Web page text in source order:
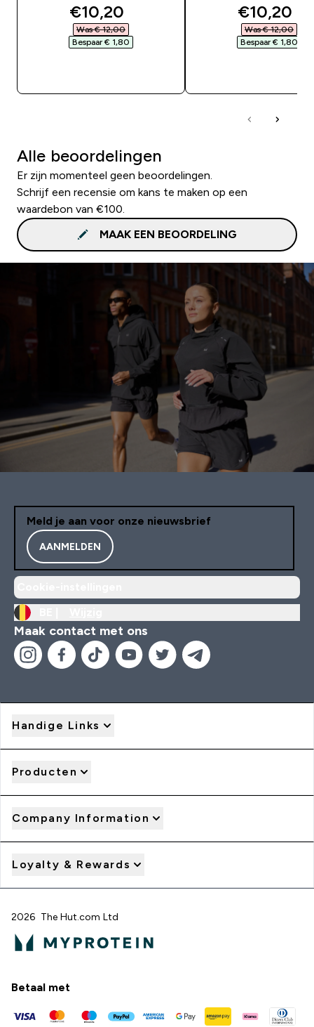
discounted price
€10,20‎
Was € 12,00‎
Bespaar € 1,80‎
€10,20‎
Was € 12,00‎
Bespaar € 1,80‎
Alle beoordelingen
Er zijn momenteel geen beoordelingen.
Schrijf een recensie om kans te maken op een
waardebon van €100.
MAAK EEN BEOORDELING
Meld je aan voor onze nieuwsbrief
AANMELDEN
Maak contact met ons
Handige Links
Producten
Company Information
Loyalty & Rewards
2026 The Hut.com Ltd
Betaal met